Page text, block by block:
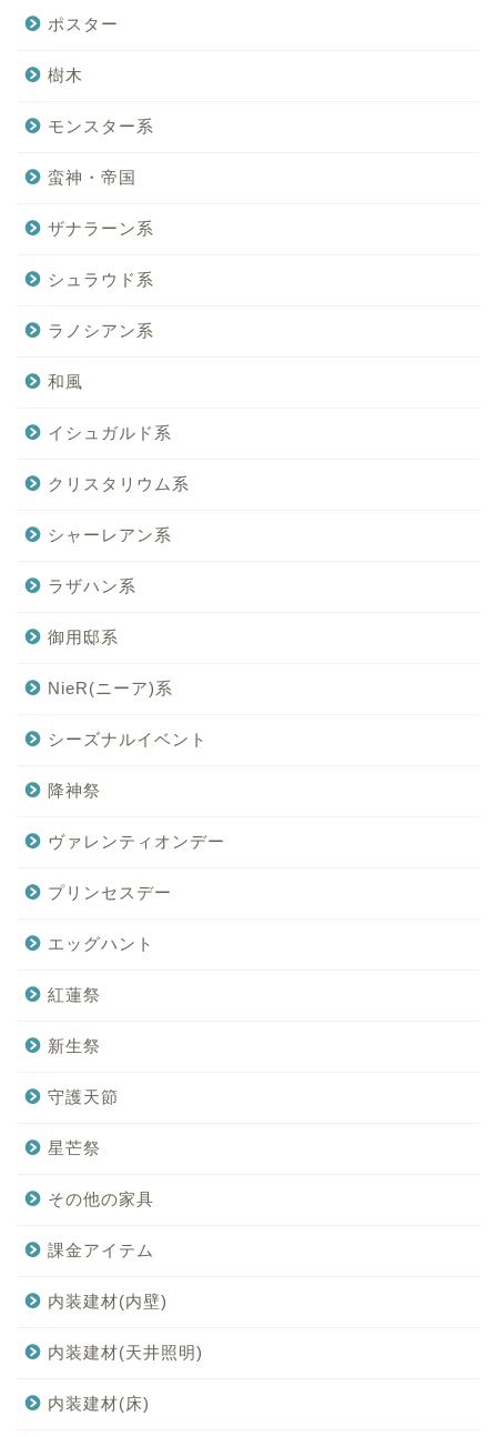
ポスター
樹木
モンスター系
蛮神・帝国
ザナラーン系
シュラウド系
ラノシアン系
和風
イシュガルド系
クリスタリウム系
シャーレアン系
ラザハン系
御用邸系
NieR(ニーア)系
シーズナルイベント
降神祭
ヴァレンティオンデー
プリンセスデー
エッグハント
紅蓮祭
新生祭
守護天節
星芒祭
その他の家具
課金アイテム
内装建材(内壁)
内装建材(天井照明)
内装建材(床)